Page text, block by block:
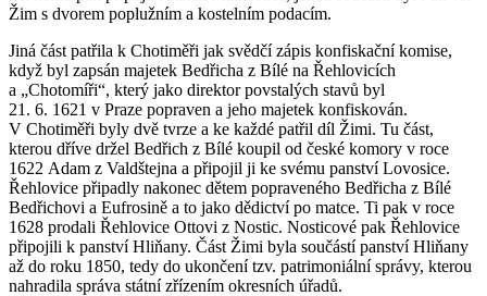
Žim s dvorem poplužním a kostelním podacím.
Jiná část patřila k Chotiměři jak svědčí zápis konfiskační komise,
když byl zapsán majetek Bedřicha z Bílé na Řehlovicích
a „Chotomíři“, který jako direktor povstalých stavů byl
21. 6. 1621 v Praze popraven a jeho majetek konfiskován.
V Chotiměři byly dvě tvrze a ke každé patřil díl Žimi. Tu část,
kterou dříve držel Bedřich z Bílé koupil od české komory v roce
1622 Adam z Valdštejna a připojil ji ke svému panství Lovosice.
Řehlovice připadly nakonec dětem popraveného Bedřicha z Bílé
Bedřichovi a Eufrosině a to jako dědictví po matce. Ti pak v roce
1628 prodali Řehlovice Ottovi z Nostic. Nosticové pak Řehlovice
připojili k panství Hliňany. Část Žimi byla součástí panství Hliňany
až do roku 1850, tedy do ukončení tzv. patrimoniální správy, kterou
nahradila správa státní zřízením okresních úřadů.